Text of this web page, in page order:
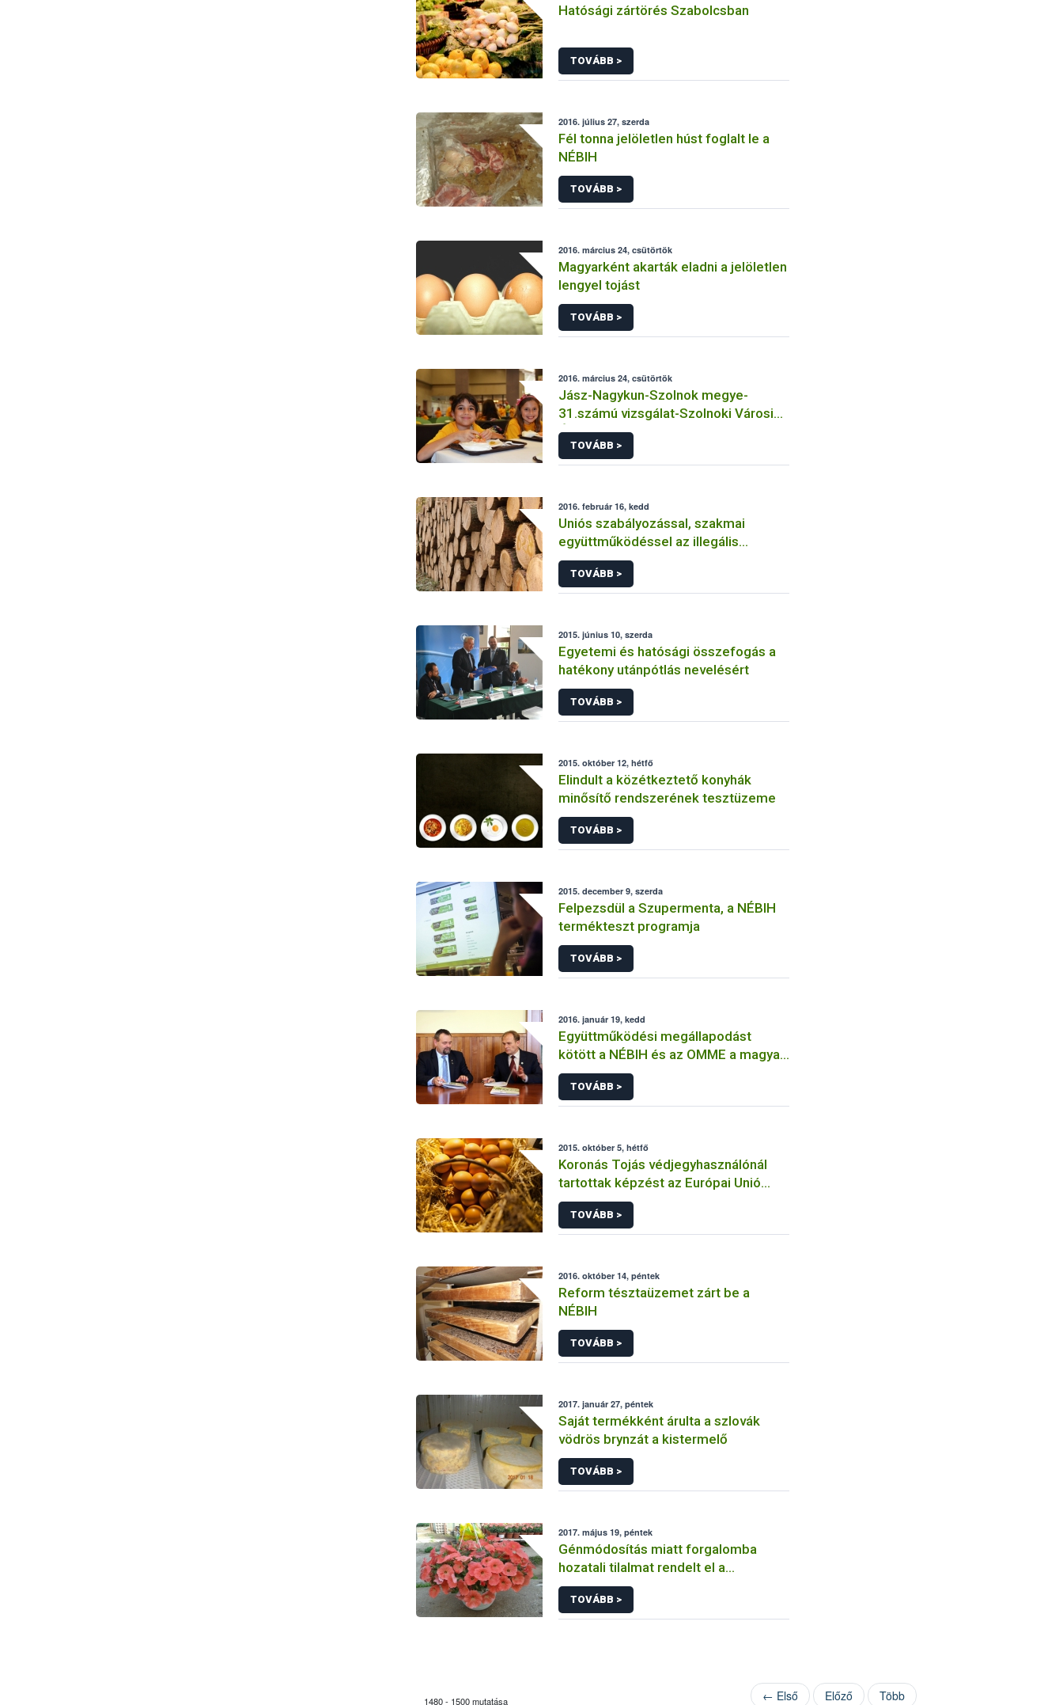
Hatósági zártörés Szabolcsban
TOVÁBB >
2016. július 27, szerda
Fél tonna jelöletlen húst foglalt le a
NÉBIH
TOVÁBB >
2016. március 24, csütörtök
Magyarként akarták eladni a jelöletlen
lengyel tojást
TOVÁBB >
2016. március 24, csütörtök
Jász-Nagykun-Szolnok megye-
31.számú vizsgálat-Szolnoki Városi
Óvodák Százszorszép Tagintézmény
TOVÁBB >
2016. február 16, kedd
Uniós szabályozással, szakmai
együttműködéssel az illegális
fakitermelés ellen
TOVÁBB >
2015. június 10, szerda
Egyetemi és hatósági összefogás a
hatékony utánpótlás nevelésért
TOVÁBB >
2015. október 12, hétfő
Elindult a közétkeztető konyhák
minősítő rendszerének tesztüzeme
TOVÁBB >
2015. december 9, szerda
Felpezsdül a Szupermenta, a NÉBIH
termékteszt programja
TOVÁBB >
2016. január 19, kedd
Együttműködési megállapodást
kötött a NÉBIH és az OMME a magyar
méztermelés védelméért
TOVÁBB >
2015. október 5, hétfő
Koronás Tojás védjegyhasználónál
tartottak képzést az Európai Unió
hatósági szakemberei
TOVÁBB >
2016. október 14, péntek
Reform tésztaüzemet zárt be a
NÉBIH
TOVÁBB >
2017. január 27, péntek
Saját termékként árulta a szlovák
vödrös brynzát a kistermelő
TOVÁBB >
2017. május 19, péntek
Génmódosítás miatt forgalomba
hozatali tilalmat rendelt el a
narancssárga virágú petúniákra a
NÉBIH
TOVÁBB >
1480 - 1500 mutatása ← Első Előző Több